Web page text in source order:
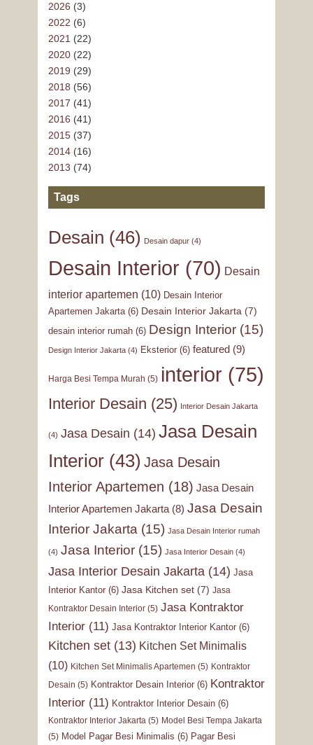
2026 (3)
2022 (6)
2021 (22)
2020(22)
2019 (29)
2018 (56)
2017 (41)
2016 (41)
2015(37)
2014(16)
2013 (74)
Tags
Desain (46) Desain dapur(4)
Desain Interior(70) Desain
interior apartemen (10) Desain Interior
Apartemen Jakarta(6) Desain Interior Jakarta (7)
desain interior rumah(6) Design Interior(15)
Design Interior Jakarta(4) Eksterior(6) featured(9)
Harga Besi Tempa Murah (5) interior(75)
Interior Desain (25) Interior Desain Jakarta
(4) Jasa Desain (14) Jasa Desain
Interior(43) Jasa Desain
Interior Apartemen (18) Jasa Desain
Interior Apartemen Jakarta(8) Jasa Desain
Interior Jakarta (15) Jasa Desain Interior rumah
(4) Jasa Interior(15) Jasa Interior Desain(4)
Jasa Interior Desain Jakarta (14) Jasa
Interior Kantor(6) Jasa Kitchen set(7) Jasa
Kontraktor Desain Interior(5) Jasa Kontraktor
Interior(11) Jasa Kontraktor Interior Kantor(6)
Kitchen set(13) Kitchen Set Minimalis
(10) Kitchen Set Minimalis Apartemen (5) Kontraktor
Desain (5) Kontraktor Desain Interior(6) Kontraktor
Interior(11) Kontraktor Interior Desain(6)
Kontraktor Interior Jakarta(5) Model Besi Tempa Jakarta
(5) Model Pagar Besi Minimalis (6) Pagar Besi